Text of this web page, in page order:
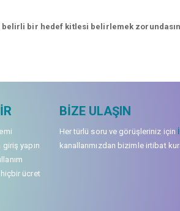
belirli bir hedef kitlesi belirlemek
giriş yapın
ücret
BIZE ULAŞIN
Her türlü soru ve görüşleriniz için
kanallarımızdan bizimle irtibat